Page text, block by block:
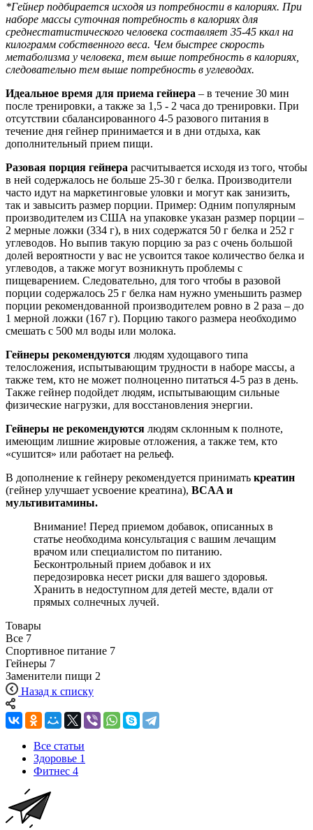
*Гейнер подбирается исходя из потребности в калориях. При
наборе массы суточная потребность в калориях для
среднестатистического человека составляет 35-45 ккал на
килограмм собственного веса. Чем быстрее скорость
метаболизма у человека, тем выше потребность в калориях,
следовательно тем выше потребность в углеводах.
Идеальное время для приема гейнера – в течение 30 мин
после тренировки, а также за 1,5 - 2 часа до тренировки. При
отсутствии сбалансированного 4-5 разового питания в
течение дня гейнер принимается и в дни отдыха, как
дополнительный прием пищи.
Разовая порция гейнера расчитывается исходя из того, чтобы
в ней содержалось не больше 25-30 г белка. Производители
часто идут на маркетинговые уловки и могут как занизить,
так и завысить размер порции. Пример: Одним популярным
производителем из США на упаковке указан размер порции –
2 мерные ложки (334 г), в них содержатся 50 г белка и 252 г
углеводов. Но выпив такую порцию за раз с очень большой
долей вероятности у вас не усвоится такое количество белка и
углеводов, а также могут возникнуть проблемы с
пищеварением. Следовательно, для того чтобы в разовой
порции содержалось 25 г белка нам нужно уменьшить размер
порции рекомендованной производителем ровно в 2 раза – до
1 мерной ложки (167 г). Порцию такого размера необходимо
смешать с 500 мл воды или молока.
Гейнеры рекомендуются людям худощавого типа
телосложения, испытывающим трудности в наборе массы, а
также тем, кто не может полноценно питаться 4-5 раз в день.
Также гейнер подойдет людям, испытывающим сильные
физические нагрузки, для восстановления энергии.
Гейнеры не рекомендуются людям склонным к полноте,
имеющим лишние жировые отложения, а также тем, кто
«сушится» или работает на рельеф.
В дополнение к гейнеру рекомендуется принимать креатин
(гейнер улучшает усвоение креатина), BCAA и
мультивитамины.
Внимание! Перед приемом добавок, описанных в
статье необходима консультация с вашим лечащим
врачом или специалистом по питанию.
Бесконтрольный прием добавок и их
передозировка несет риски для вашего здоровья.
Хранить в недоступном для детей месте, вдали от
прямых солнечных лучей.
Товары
Все 7
Спортивное питание 7
Гейнеры 7
Заменители пищи 2
Назад к списку
Все статьи
Здоровье 1
Фитнес 4